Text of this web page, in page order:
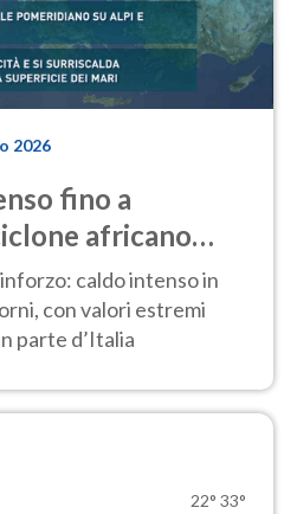
2026
fino a
africano
caldo intenso in
con valori estremi
parte d’Italia
22° 33°